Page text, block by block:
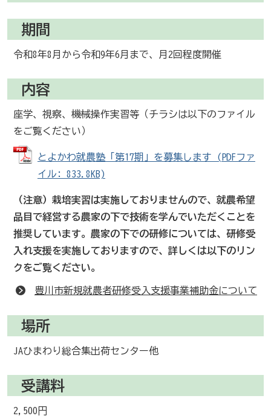
期間
令和8年8月から令和9年6月まで、月2回程度開催
内容
座学、視察、機械操作実習等（チラシは以下のファイル
をご覧ください）
とよかわ就農塾「第17期」を募集します (PDFファ
イル: 833.8KB)
（注意）栽培実習は実施しておりませんので、就農希望
品目で経営する農家の下で技術を学んでいただくことを
推奨しています。農家の下での研修については、研修受
入れ支援を実施しておりますので、詳しくは以下のリン
クをご覧ください。
豊川市新規就農者研修受入支援事業補助金について
場所
JAひまわり総合集出荷センター他
受講料
2,500円